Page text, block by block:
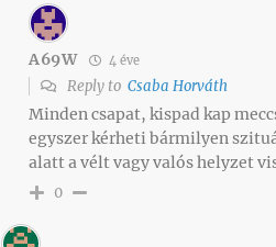
A69W 4 éve
Reply to Csaba Horváth
Minden csapat, kispad kap
egyszer kérheti bármilyen
alatt a vélt vagy valós helyzet
0